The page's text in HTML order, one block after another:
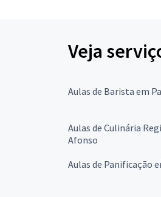
Veja
Aulas de Barista em
Aulas de Culinária
Afonso
Aulas de Panificação